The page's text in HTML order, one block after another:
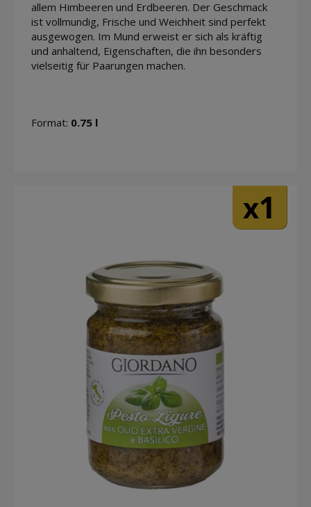
allem Himbeeren und Erdbeeren. Der Geschmack
ist vollmundig, Frische und Weichheit sind perfekt
ausgewogen. Im Mund erweist er sich als kräftig
und anhaltend, Eigenschaften, die ihn besonders
vielseitig für Paarungen machen.
Format: 0.75 l
x1